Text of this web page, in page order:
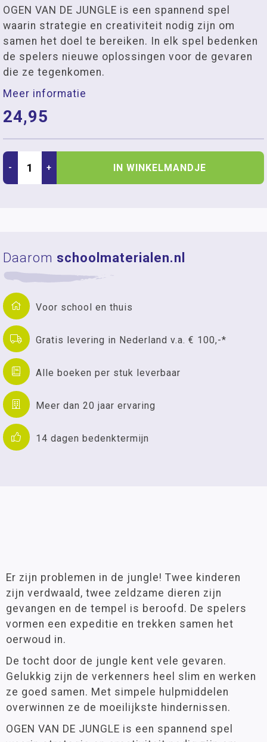
OGEN VAN DE JUNGLE is een spannend spel
waarin strategie en creativiteit nodig zijn om
samen het doel te bereiken. In elk spel bedenken
de spelers nieuwe oplossingen voor de gevaren
die ze tegenkomen.
Meer informatie
24,95
- + IN WINKELMANDJE
Daarom schoolmaterialen.nl
Voor school en thuis
Gratis levering in Nederland v.a. € 100,-*
Alle boeken per stuk leverbaar
Meer dan 20 jaar ervaring
14 dagen bedenktermijn
Er zijn problemen in de jungle! Twee kinderen
zijn verdwaald, twee zeldzame dieren zijn
gevangen en de tempel is beroofd. De spelers
vormen een expeditie en trekken samen het
oerwoud in.
De tocht door de jungle kent vele gevaren.
Gelukkig zijn de verkenners heel slim en werken
ze goed samen. Met simpele hulpmiddelen
overwinnen ze de moeilijkste hindernissen.
OGEN VAN DE JUNGLE is een spannend spel